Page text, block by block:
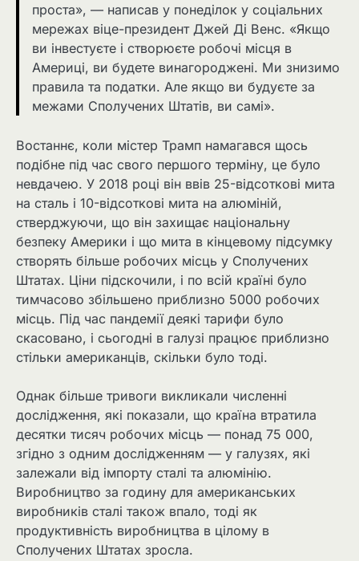
проста», — написав у понеділок у соціальних
мережах віце-президент Джей Ді Венс. «Якщо
ви інвестуєте і створюєте робочі місця в
Америці, ви будете винагороджені. Ми знизимо
правила та податки. Але якщо ви будуєте за
межами Сполучених Штатів, ви самі».
Востаннє, коли містер Трамп намагався щось
подібне під час свого першого терміну, це було
невдачею. У 2018 році він ввів 25-відсоткові мита
на сталь і 10-відсоткові мита на алюміній,
стверджуючи, що він захищає національну
безпеку Америки і що мита в кінцевому підсумку
створять більше робочих місць у Сполучених
Штатах. Ціни підскочили, і по всій країні було
тимчасово збільшено приблизно 5000 робочих
місць. Під час пандемії деякі тарифи було
скасовано, і сьогодні в галузі працює приблизно
стільки американців, скільки було тоді.
Однак більше тривоги викликали численні
дослідження, які показали, що країна втратила
десятки тисяч робочих місць — понад 75 000,
згідно з одним дослідженням — у галузях, які
залежали від імпорту сталі та алюмінію.
Виробництво за годину для американських
виробників сталі також впало, тоді як
продуктивність виробництва в цілому в
Сполучених Штатах зросла.